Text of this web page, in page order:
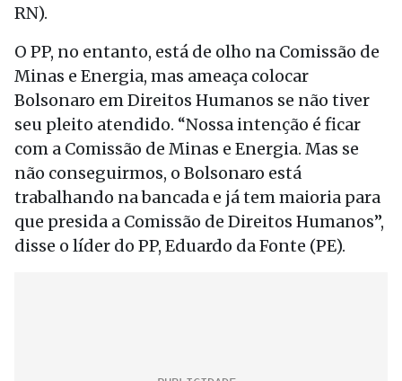
RN).
O PP, no entanto, está de olho na Comissão de
Minas e Energia, mas ameaça colocar
Bolsonaro em Direitos Humanos se não tiver
seu pleito atendido. “Nossa intenção é ficar
com a Comissão de Minas e Energia. Mas se
não conseguirmos, o Bolsonaro está
trabalhando na bancada e já tem maioria para
que presida a Comissão de Direitos Humanos”,
disse o líder do PP, Eduardo da Fonte (PE).